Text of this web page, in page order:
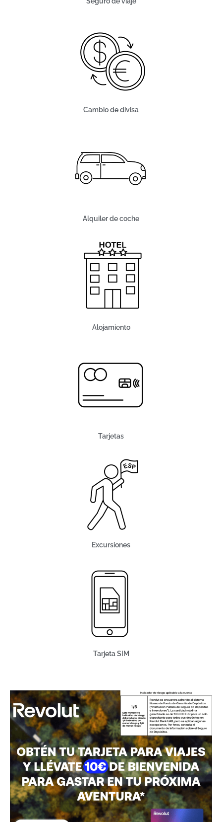
Cambio de divisa
Alquiler de coche
Alojamiento
Tarjetas
Excursiones
Tarjeta SIM